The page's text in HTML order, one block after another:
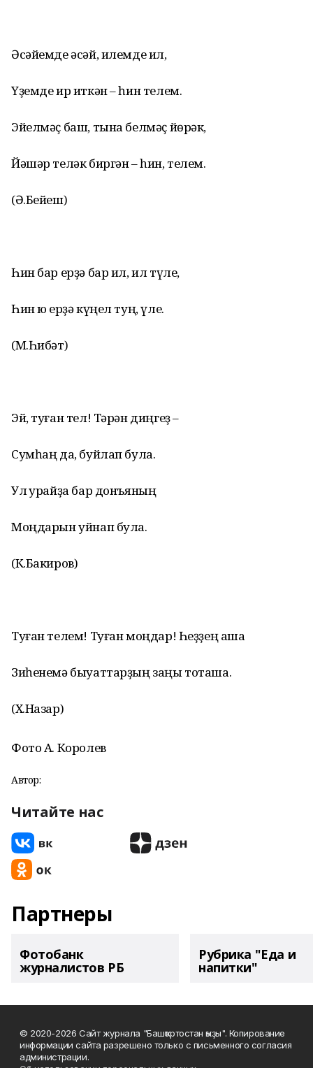
Әсәйемде әсәй, илемде ил,
Үҙемде ир иткән – һин телем.
Эйелмәҫ баш, тына белмәҫ йөрәк,
Йәшәр теләк биргән – һин, телем.
(Ә.Бейеш)
Һин бар ерҙә бар ил, ил түле,
Һин юҡ ерҙә күңел туң, үле.
(М.Һибәт)
Эй, туған тел! Тәрән диңгеҙ –
Сумһаң да, буйлап була.
Ул ҡурайҙа бар донъяның
Моңдарын уйнап була.
(К.Бакиров)
Туған телем! Туған моңдар! Һеҙҙең аша
Зиһенемә быуаттарҙың заңы тоташа.
(Х.Назар)
Фото А. Королев
Автор:
Читайте нас
Партнеры
Фотобанк
журналистов РБ
Рубрика "Еда и
напитки"
© 2020-2026 Сайт журнала "Башҡортостан ҡыҙы". Копирование
информации сайта разрешено только с письменного согласия
администрации.